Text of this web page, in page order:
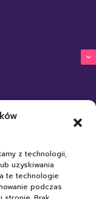
z technologii,
uzyskiwania
te technologie
podczas